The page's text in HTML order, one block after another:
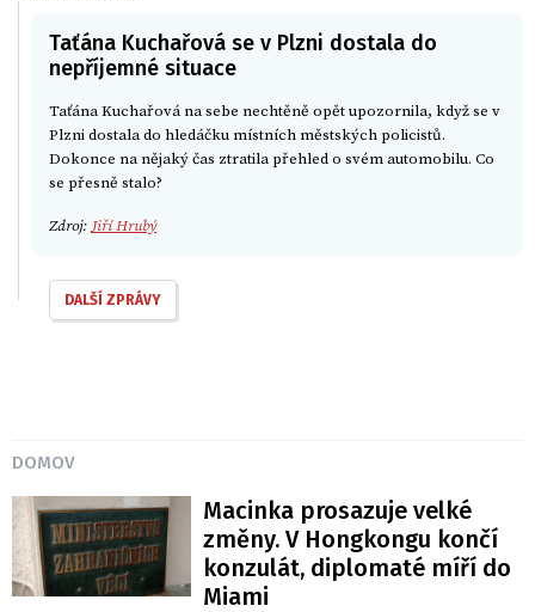
Taťána Kuchařová se v Plzni dostala do
nepříjemné situace
Taťána Kuchařová na sebe nechtěně opět upozornila, když se v
Plzni dostala do hledáčku místních městských policistů.
Dokonce na nějaký čas ztratila přehled o svém automobilu. Co
se přesně stalo?
Zdroj: Jiří Hrubý
DALŠÍ ZPRÁVY
DOMOV
Macinka prosazuje velké
změny. V Hongkongu končí
konzulát, diplomaté míří do
Miami